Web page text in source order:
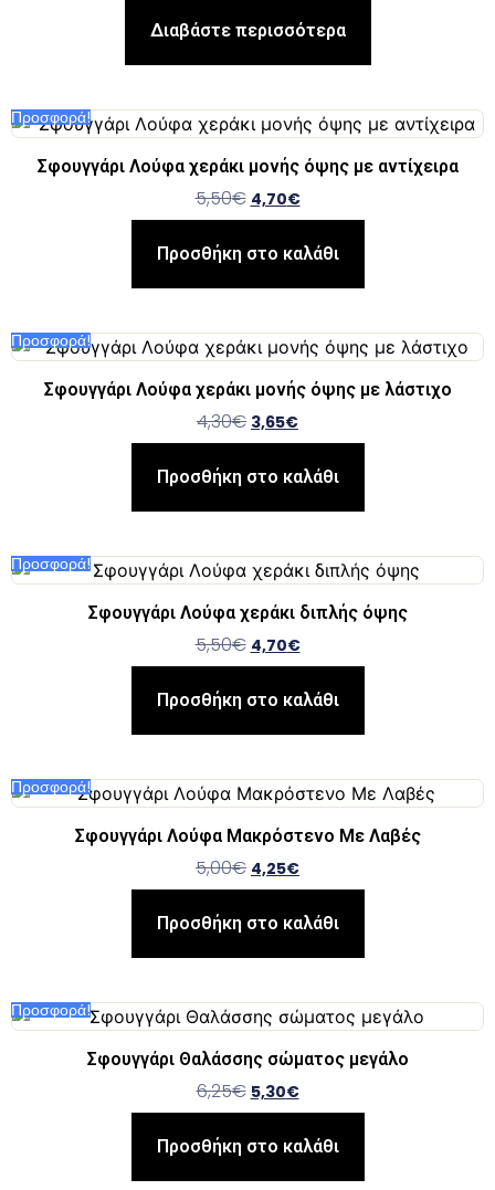
Διαβάστε περισσότερα
Προσφορά!
Σφουγγάρι Λούφα χεράκι μονής όψης με αντίχειρα
5,50€ 4,70€
Προσθήκη στο καλάθι
Προσφορά!
Σφουγγάρι Λούφα χεράκι μονής όψης με λάστιχο
4,30€ 3,65€
Προσθήκη στο καλάθι
Προσφορά!
Σφουγγάρι Λούφα χεράκι διπλής όψης
5,50€ 4,70€
Προσθήκη στο καλάθι
Προσφορά!
Σφουγγάρι Λούφα Μακρόστενο Με Λαβές
5,00€ 4,25€
Προσθήκη στο καλάθι
Προσφορά!
Σφουγγάρι Θαλάσσης σώματος μεγάλο
6,25€ 5,30€
Προσθήκη στο καλάθι